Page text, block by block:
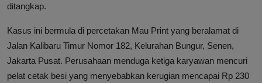
ditangkap.
Kasus ini bermula di percetakan Mau Print yang beralamat di
Jalan Kalibaru Timur Nomor 182, Kelurahan Bungur, Senen,
Jakarta Pusat. Perusahaan menduga ketiga karyawan mencuri
pelat cetak besi yang menyebabkan kerugian mencapai Rp 230